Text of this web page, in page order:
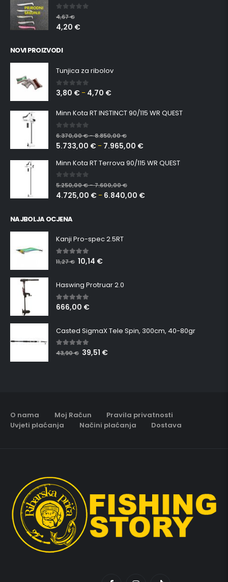
0 out of 5
4,67€
4,20 €
NOVI PROIZVODI
Tunjica za ribolov
0 out of 5
3,80 € – 4,70 €
Minn Kota RT INSTINCT 90/115 WR QUEST
0 out of 5
6.370,00€–8.850,00€
5.733,00 € – 7.965,00 €
Minn Kota RT Terrova 90/115 WR QUEST
0 out of 5
5.250,00€–7.600,00€
4.725,00 € – 6.840,00 €
NAJBOLJA OCJENA
Kanji Pro-spec 2.5RT
5.00 out of 5
11,27€ 10,14 €
Haswing Protruar 2.0
5.00 out of 5
666,00 €
Casted SigmaX Tele Spin, 300cm, 40-80gr
5.00out of 5
43,90€ 39,51 €
O nama Moj Račun
Pravila privatnosti
Uvjeti plaćanja
Načini plaćanja Dostava